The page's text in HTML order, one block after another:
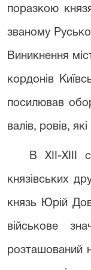
поразкою
званому
Виникнення
кордонів
посилював
валів, ровів,
В ХІІ-
князівських
князь Юрій
військове
розташований